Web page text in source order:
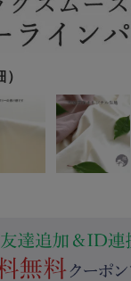
夏 秋
ガールズパジャマ
夏
ての生地一覧はこちら
-
でさがす一覧はこちら
長袖 半袖
かぶり
作務衣
ーブ